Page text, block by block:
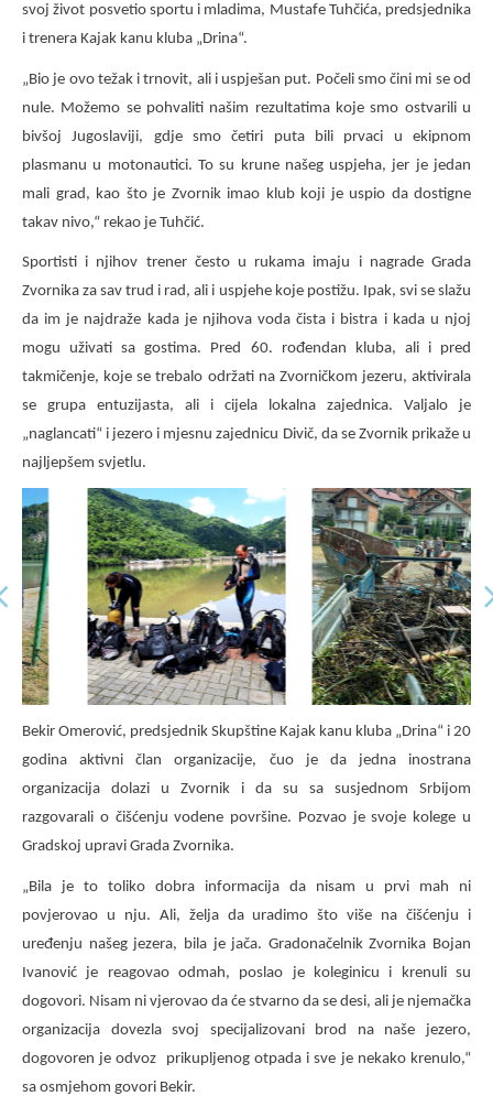
svoj život posvetio sportu i mladima, Mustafe Tuhčića, predsjednika
i trenera Kajak kanu kluba „Drina“.
„Bio je ovo težak i trnovit, ali i uspješan put. Počeli smo čini mi se od
nule. Možemo se pohvaliti našim rezultatima koje smo ostvarili u
bivšoj Jugoslaviji, gdje smo četiri puta bili prvaci u ekipnom
plasmanu u motonautici. To su krune našeg uspjeha, jer je jedan
mali grad, kao što je Zvornik imao klub koji je uspio da dostigne
takav nivo,“ rekao je Tuhčić.
Sportisti i njihov trener često u rukama imaju i nagrade Grada
Zvornika za sav trud i rad, ali i uspjehe koje postižu. Ipak, svi se slažu
da im je najdraže kada je njihova voda čista i bistra i kada u njoj
mogu uživati sa gostima. Pred 60. rođendan kluba, ali i pred
takmičenje, koje se trebalo održati na Zvorničkom jezeru, aktivirala
se grupa entuzijasta, ali i cijela lokalna zajednica. Valjalo je
„naglancati“ i jezero i mjesnu zajednicu Divič, da se Zvornik prikaže u
najljepšem svjetlu.
Bekir Omerović, predsjednik Skupštine Kajak kanu kluba „Drina“ i 20
godina aktivni član organizacije, čuo je da jedna inostrana
organizacija dolazi u Zvornik i da su sa susjednom Srbijom
razgovarali o čišćenju vodene površine. Pozvao je svoje kolege u
Gradskoj upravi Grada Zvornika.
„Bila je to toliko dobra informacija da nisam u prvi mah ni
povjerovao u nju. Ali, želja da uradimo što više na čišćenju i
uređenju našeg jezera, bila je jača. Gradonačelnik Zvornika Bojan
Ivanović je reagovao odmah, poslao je koleginicu i krenuli su
dogovori. Nisam ni vjerovao da će stvarno da se desi, ali je njemačka
organizacija dovezla svoj specijalizovani brod na naše jezero,
dogovoren je odvoz prikupljenog otpada i sve je nekako krenulo,“
sa osmjehom govori Bekir.